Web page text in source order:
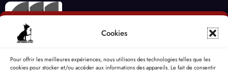
Cookies
Pour offrir les meilleures expériences, nous utilisons des technologies telles que les
cookies pour stocker et/ou accéder aux informations des appareils. Le fait de consentir